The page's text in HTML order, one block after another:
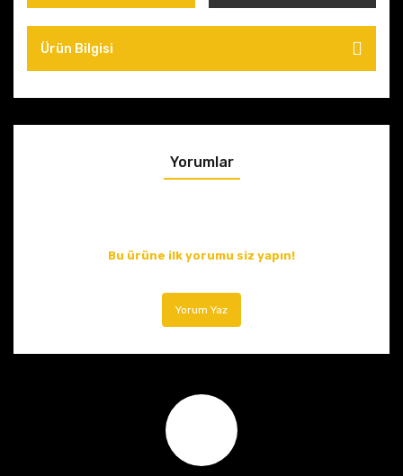
Ürün Bilgisi
Yorumlar
Bu ürüne ilk yorumu siz yapın!
Yorum Yaz